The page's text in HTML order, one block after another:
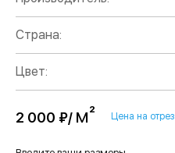
Страна:
Цвет:
2 000 ₽/ м² Цена на отрез